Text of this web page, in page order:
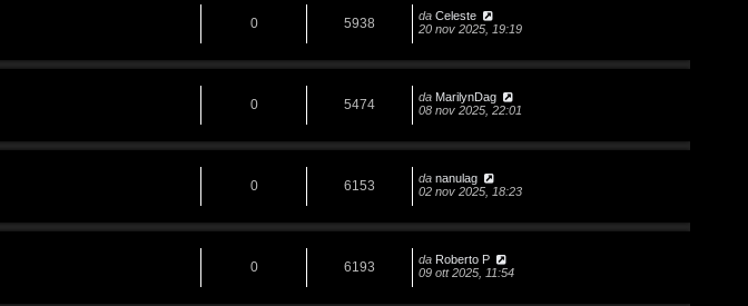
0 5938 da Celeste
20 nov 2025, 19:19
0 5474 da MarilynDag
08 nov 2025, 22:01
0 6153 da nanulag
02 nov 2025, 18:23
0 6193 da Roberto P
09 ott 2025, 11:54